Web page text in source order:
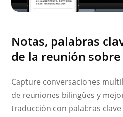
Notas, palabras
de la reunión sobre
Capture conversaciones
de reuniones bilingües y
traducción con palabras